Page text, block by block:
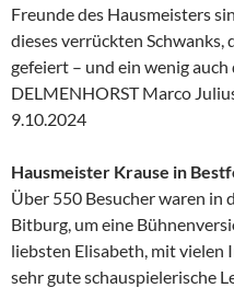
Freunde des Hausmeisters
dieses verrückten Schwanks,
gefeiert – und ein wenig auch
DELMENHORST Marco
9.10.2024
Hausmeister Krause in
Über 550 Besucher waren in
Bitburg, um eine
liebsten Elisabeth, mit
sehr gute schauspielerische